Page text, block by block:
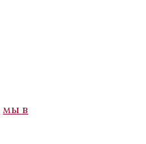
мы в